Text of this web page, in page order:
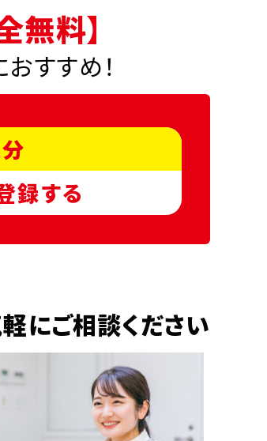
無料】
すすめ！
録する
にご相談ください